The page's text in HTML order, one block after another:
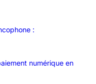
:
numérique en